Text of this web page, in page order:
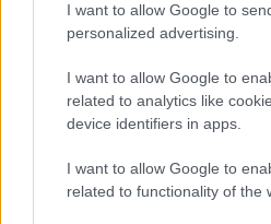
I want to allow Google to
personalized advertising.
I want to allow Google to
related to analytics like
device identifiers in apps.
I want to allow Google to
related to functionality of the
συγκεκριμένο στόχο.
φορά που γίνεται μια
αναδρομικής
ταξινόμησης τού έργου
δεν είναι μια απλή
του, αλλά μια κριτική
νοημάτων και των